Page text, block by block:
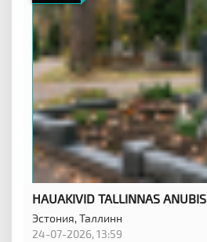
HAUAKIVID TALLINNAS
Эстония,Таллинн
24-07-2026, 13:59